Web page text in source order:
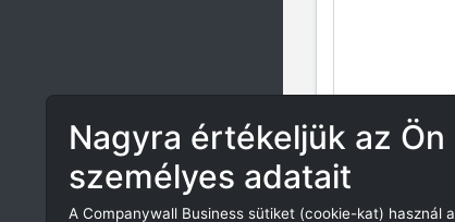
Nagyra értékeljük az Ön
személyes adatait
A Companywall Business sütiket (cookie-kat) használ a